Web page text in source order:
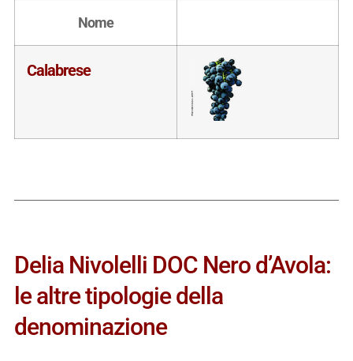
Nome
Calabrese
Delia Nivolelli DOC Nero d’Avola:
le altre tipologie della
denominazione